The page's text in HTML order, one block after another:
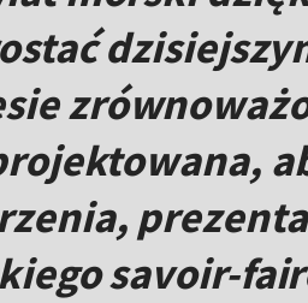
savoir-